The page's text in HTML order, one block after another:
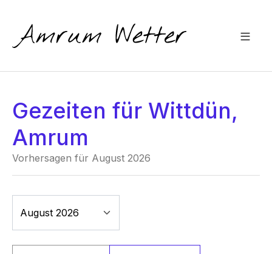
Gezeiten für Wittdün,
Amrum
Vorhersagen für August 2026